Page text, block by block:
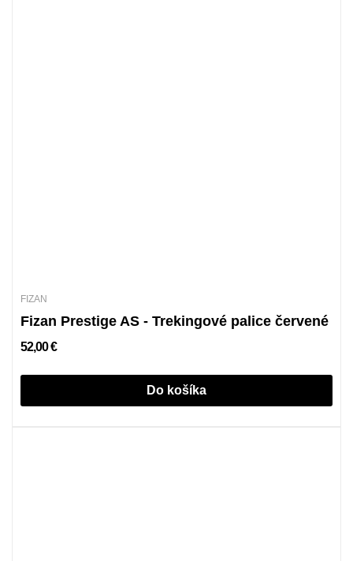
FIZAN
Fizan Prestige AS - Trekingové palice červené
52,00 €
Do košíka